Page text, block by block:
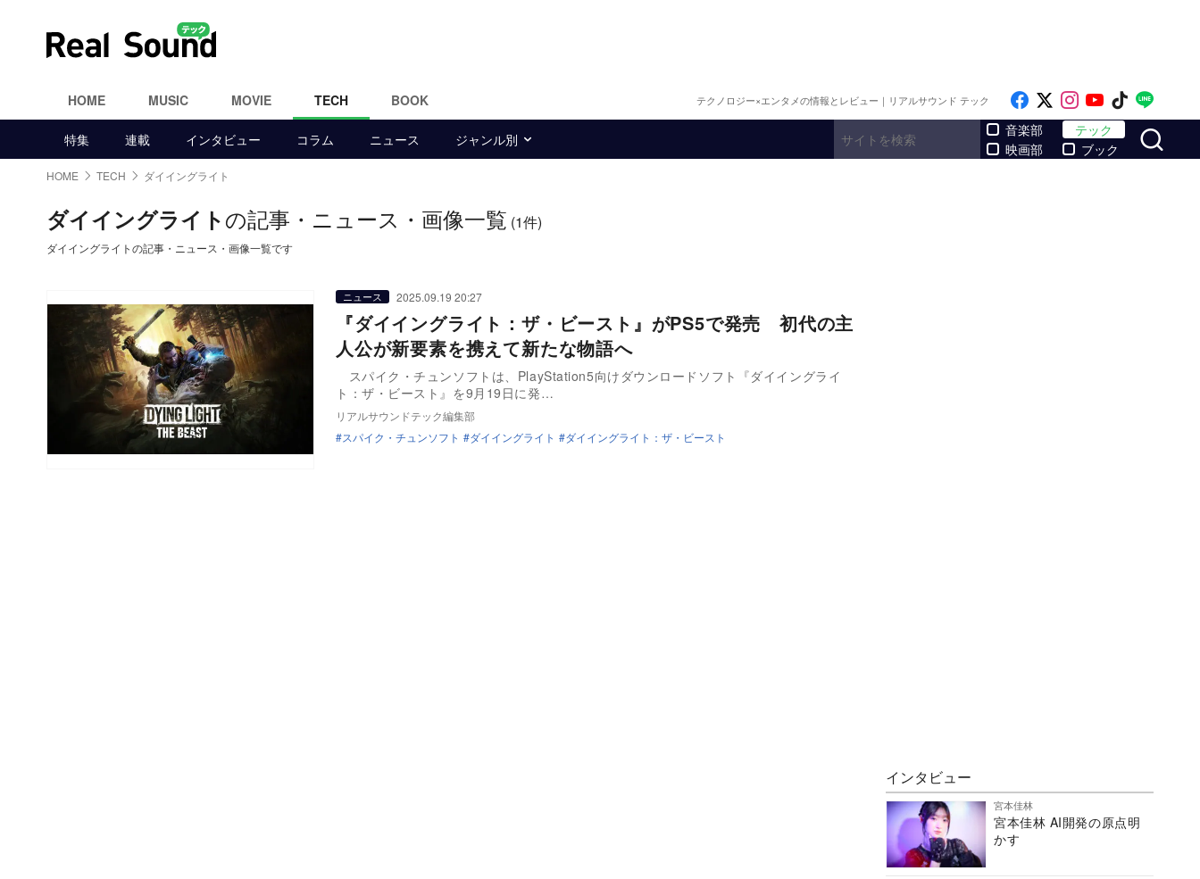
HOME MUSIC MOVIE TECH BOOK テクノロジー×エンタメの情報とレビュー｜リアルサウンド テック Like on Facebook
Follow on x
Follow on
Follow on
Follow
特集 連載 インタビュー コラム ニュース ジャンル別
音楽部
映画部
テック
ブック
HOME TECH ダイイングライト
ダイイングライトの記事・ニュース・画像一覧 (1件)
ダイイングライトの記事・ニュース・画像一覧です
ニュース 2025.09.19 20:27
『ダイイングライト：ザ・ビースト』がPS5で発売 初代の主
人公が新要素を携えて新たな物語へ
スパイク・チュンソフトは、PlayStation5向けダウンロードソフト『ダイイングライ
ト：ザ・ビースト』を9月19日に発…
リアルサウンドテック編集部
スパイク・チュンソフト
ダイイングライト ダイイングライト：ザ・ビースト
インタビュー
宮本佳林
宮本佳林 AI開発の原点明
かす